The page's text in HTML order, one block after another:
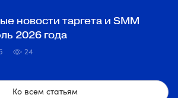
новости таргета и SMM
2026 года
24
Ко всем статьям